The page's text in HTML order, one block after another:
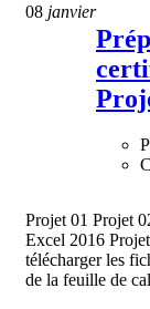
ET
RÉUSSIR
08 janvier
Projet 01 Projet
Excel 2016
télécharger les
de la feuille de